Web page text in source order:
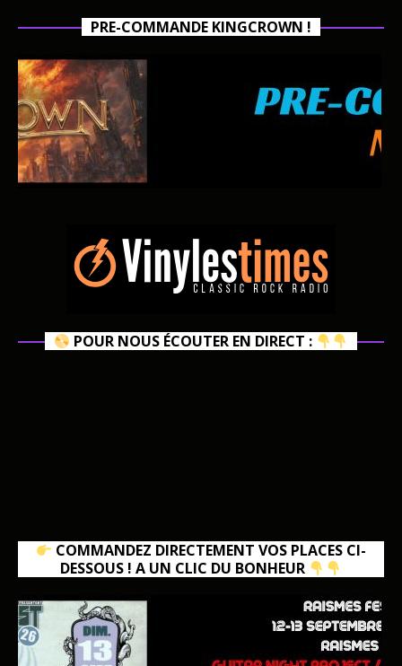
PRE-COMMANDE KINGCROWN !
POUR NOUS ÉCOUTER EN DIRECT :
COMMANDEZ DIRECTEMENT VOS PLACES CI-
DESSOUS ! A UN CLIC DU BONHEUR